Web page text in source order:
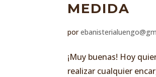
MEDIDA
por
¡Muy buenas! Hoy
realizar cualquier